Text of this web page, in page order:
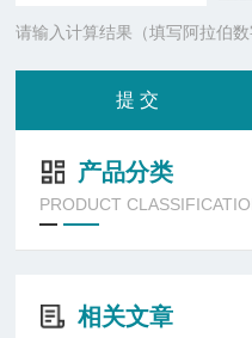
请输入计算结果（填写阿拉伯
产品分类
PRODUCT
相关文章